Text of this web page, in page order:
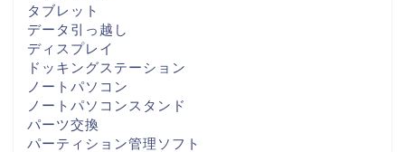
タブレット
データ引っ越し
ディスプレイ
ドッキングステーション
ノートパソコン
ノートパソコンスタンド
パーツ交換
パーティション管理ソフト